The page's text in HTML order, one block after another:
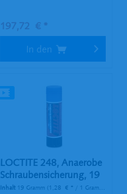
197,72 € *
In den
LOCTITE 248, Anaerobe
Schraubensicherung, 19
g...
Inhalt 19 Gramm (1,28 € * / 1 Gramm)